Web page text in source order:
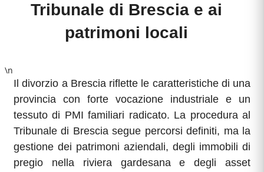
Tribunale di Brescia e ai
patrimoni locali
\n
Il divorzio a Brescia riflette le caratteristiche di una
provincia con forte vocazione industriale e un
tessuto di PMI familiari radicato. La procedura al
Tribunale di Brescia segue percorsi definiti, ma la
gestione dei patrimoni aziendali, degli immobili di
pregio nella riviera gardesana e degli asset